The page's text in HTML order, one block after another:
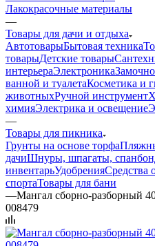
Лакокрасочные материалы
—
Товары для дачи и отдыха
АвтотоварыБытовая техника
товарыДетские товары
интерьераЭлектроника
ванной и туалетаКосметика и
животныхРучной инструмент
химияЭлектрика и освещение
—
Товары для пикника
Грунты на основе торфа
дачиШнуры, шпагаты,
инвентарьУдобренияСредства
спортаТовары для бани
—Мангал сборно-разборный
008479